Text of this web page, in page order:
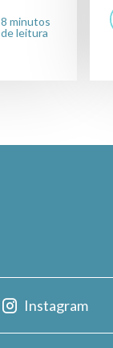
8 minutos
de leitura
Instagram